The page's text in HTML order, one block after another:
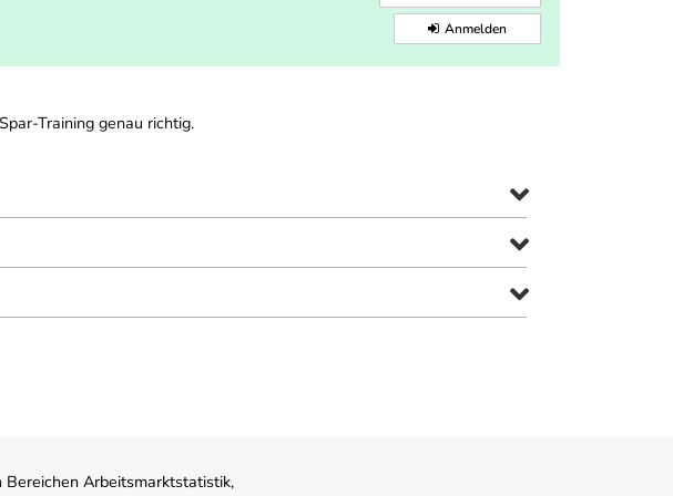
Anmelden
Training genau richtig.
Arbeitsmarktstatistik,